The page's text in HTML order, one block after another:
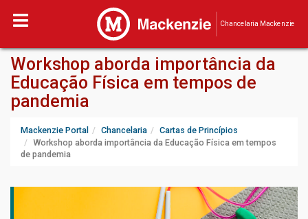
Chancelaria Mackenzie
Workshop aborda importância da
Educação Física em tempos de
pandemia
Mackenzie Portal Chancelaria
Cartas de Princípios
Workshop aborda importância da Educação Física em tempos
de pandemia